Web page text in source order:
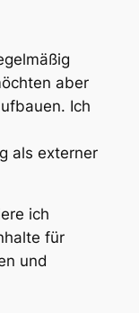
aber
Ich
als externer
ich
für
und